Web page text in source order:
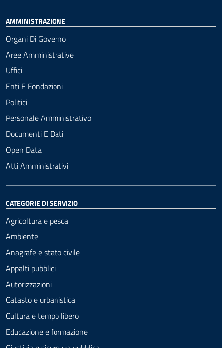
AMMINISTRAZIONE
Organi Di Governo
Aree Amministrative
Uffici
Enti E Fondazioni
Politici
Personale Amministrativo
Documenti E Dati
Open Data
Atti Amministrativi
CATEGORIE DI SERVIZIO
Agricoltura e pesca
Ambiente
Anagrafe e stato civile
Appalti pubblici
Autorizzazioni
Catasto e urbanistica
Cultura e tempo libero
Educazione e formazione